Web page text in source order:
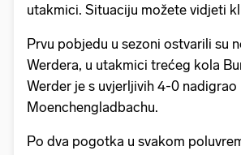
utakmici. Situaciju možete vidjeti
Prvu pobjedu u sezoni ostvarili su
Werdera, u utakmici trećeg kola
Werder je s uvjerljivih 4-0 nadigrao
Moenchengladbachu.
Po dva pogotka u svakom